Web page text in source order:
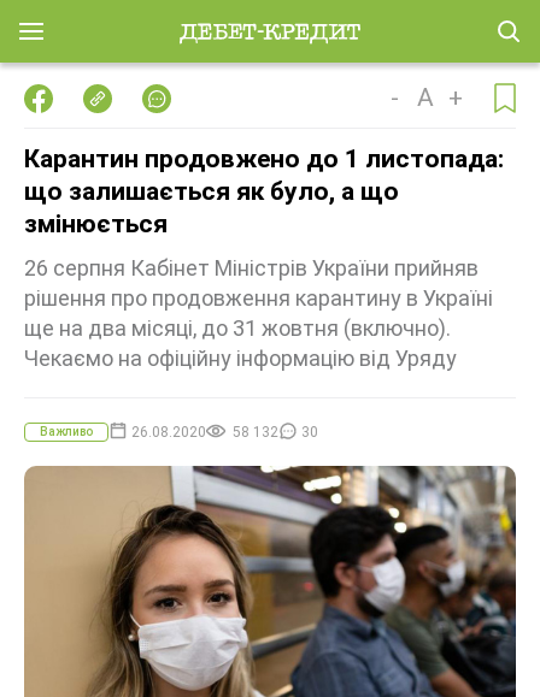
- A +
Карантин продовжено до 1 листопада:
що залишається як було, а що
змінюється
26 серпня Кабінет Міністрів України прийняв
рішення про продовження карантину в Україні
ще на два місяці, до 31 жовтня (включно).
Чекаємо на офіційну інформацію від Уряду
Важливо 26.08.2020 58 132 30